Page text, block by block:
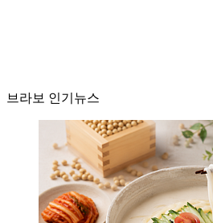
브라보 인기뉴스